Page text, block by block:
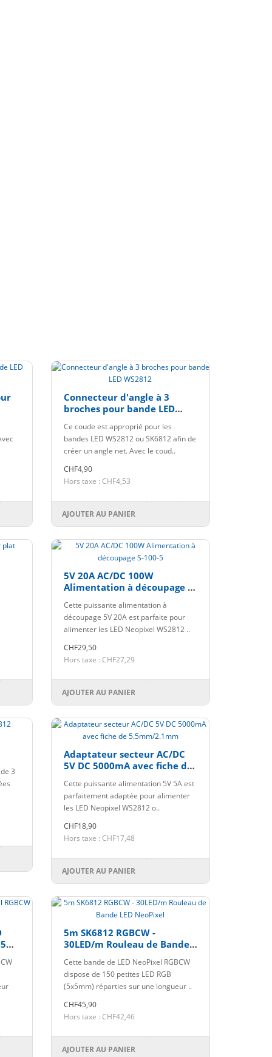
Connecteur d'angle à 3
broches pour bande LED
Ce coude est approprié pour les
bandes LED WS2812 ou SK6812 afin de
créer un angle net. Avec le coud..
CHF4,90
Hors taxe : CHF4,53
AJOUTER AU PANIER
5V 20A AC/DC 100W
Alimentation à découpage S-
Cette puissante alimentation à
découpage 5V 20A est parfaite pour
alimenter les LED Neopixel WS2812 ..
CHF29,50
Hors taxe : CHF27,29
AJOUTER AU PANIER
3
Adaptateur secteur AC/DC
5V DC 5000mA avec fiche de
Cette puissante alimentation 5V 5A est
parfaitement adaptée pour alimenter
les LED Neopixel WS2812 o..
CHF18,90
Hors taxe : CHF17,48
AJOUTER AU PANIER
5m SK6812 RGBCW -
30LED/m Rouleau de Bande
Cette bande de LED NeoPixel RGBCW
dispose de 150 petites LED RGB
(5x5mm) réparties sur une longueur ..
CHF45,90
Hors taxe : CHF42,46
AJOUTER AU PANIER